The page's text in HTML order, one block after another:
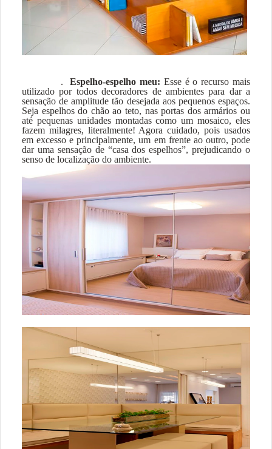
.Espelho-espelho meu: Esse é o recurso mais
utilizado por todos decoradores de ambientes para dar a
sensação de amplitude tão desejada aos pequenos espaços.
Seja espelhos do chão ao teto, nas portas dos armários ou
até pequenas unidades montadas como um mosaico, eles
fazem milagres, literalmente! Agora cuidado, pois usados
em excesso e principalmente, um em frente ao outro, pode
dar uma sensação de “casa dos espelhos”, prejudicando o
senso de localização do ambiente.